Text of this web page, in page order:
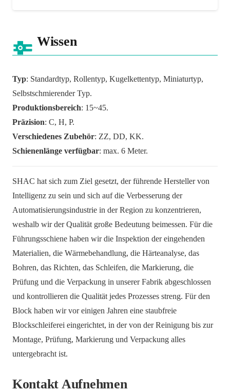
Wissen
Typ: Standardtyp, Rollentyp, Kugelkettentyp, Miniaturtyp,
Selbstschmierender Typ.
Produktionsbereich: 15~45.
Präzision: C, H, P.
Verschiedenes Zubehör: ZZ, DD, KK.
Schienenlänge verfügbar: max. 6 Meter.
SHAC hat sich zum Ziel gesetzt, der führende Hersteller von
Intelligenz zu sein und sich auf die Verbesserung der
Automatisierungsindustrie in der Region zu konzentrieren,
weshalb wir der Qualität große Bedeutung beimessen. Für die
Führungsschiene haben wir die Inspektion der eingehenden
Materialien, die Wärmebehandlung, die Härteanalyse, das
Bohren, das Richten, das Schleifen, die Markierung, die
Prüfung und die Verpackung in unserer Fabrik abgeschlossen
und kontrollieren die Qualität jedes Prozesses streng. Für den
Block haben wir vor einigen Jahren eine staubfreie
Blockschleiferei eingerichtet, in der von der Reinigung bis zur
Montage, Prüfung, Markierung und Verpackung alles
untergebracht ist.
Kontakt Aufnehmen